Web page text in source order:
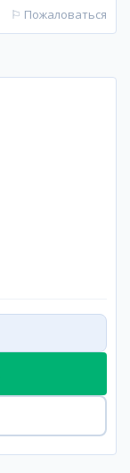
⚐ Пожаловаться